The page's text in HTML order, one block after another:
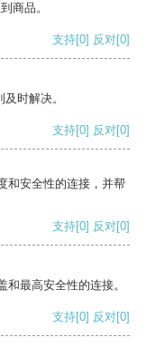
商品。
支持[0] 反对[0]
时解决。
支持[0] 反对[0]
和安全性的连接，并帮
支持[0] 反对[0]
最高安全性的连接。
支持[0] 反对[0]